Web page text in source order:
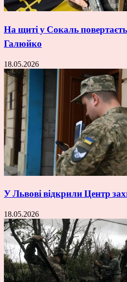
На щиті у Сокаль
Галюйко
18.05.2026
У Львові відкрили Центр
18.05.2026